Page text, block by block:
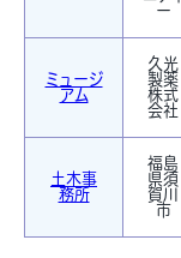
ー
ミュージ
アム
久光
製薬
株式
会社
土木事
務所
福島
県須
賀川
市